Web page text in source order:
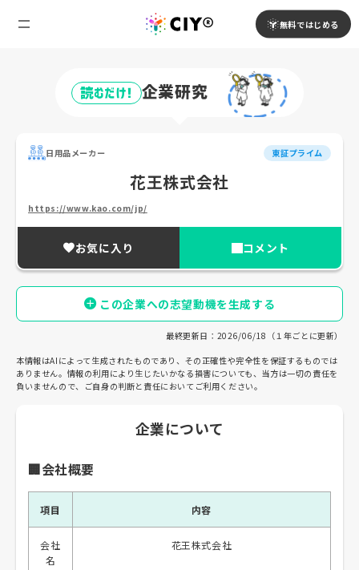
無料ではじめる
読むだけ! 企業研究
日用品メーカー 東証プライム
花王株式会社
https://www.kao.com/jp/
お気に入り コメント
この企業への志望動機を生成する
最終更新日：2026/06/18（１年ごとに更新）
本情報はAIによって生成されたものであり、その正確性や完全性を保証するものでは
ありません。情報の利用により生じたいかなる損害についても、当方は一切の責任を
負いませんので、ご自身の判断と責任においてご利用ください。
企業について
🏢会社概要
項目 内容
会社
名
花王株式会社